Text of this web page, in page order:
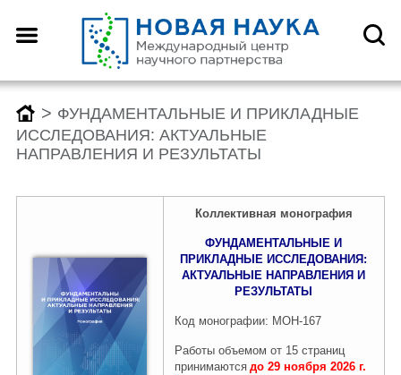
> ФУНДАМЕНТАЛЬНЫЕ И ПРИКЛАДНЫЕ
ИССЛЕДОВАНИЯ: АКТУАЛЬНЫЕ
НАПРАВЛЕНИЯ И РЕЗУЛЬТАТЫ
Коллективная монография
ФУНДАМЕНТАЛЬНЫЕ И
ПРИКЛАДНЫЕ ИССЛЕДОВАНИЯ:
АКТУАЛЬНЫЕ НАПРАВЛЕНИЯ И
РЕЗУЛЬТАТЫ
Код монографии: МОН-167
Работы объемом от 15 страниц
принимаются до 29 ноября 2026 г.